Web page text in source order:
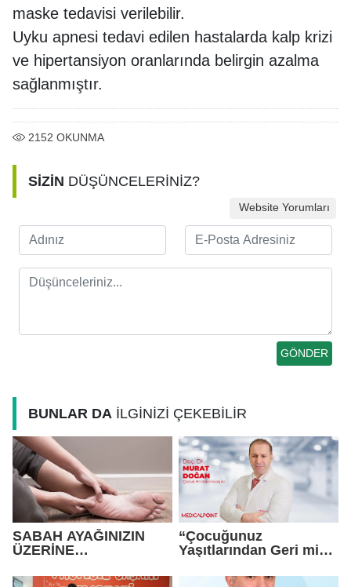
maske tedavisi verilebilir.
Uyku apnesi tedavi edilen hastalarda kalp krizi
ve hipertansiyon oranlarında belirgin azalma
sağlanmıştır.
2152 OKUNMA
SİZİN DÜŞÜNCELERİNİZ?
Website Yorumları
BUNLAR DA İLGİNİZİ ÇEKEBİLİR
SABAH AYAĞINIZIN
ÜZERİNE
DİKKAT !
“Çocuğunuz
Yaşıtlarından Geri mi
Geriliğine Dikkat!”